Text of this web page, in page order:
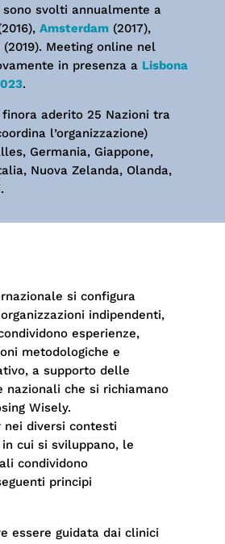
svolti annualmente a
Amsterdam (2017),
Meeting online nel
in presenza a Lisbona
.
aderito 25 Nazioni tra
l’organizzazione)
Germania, Giappone,
Nuova Zelanda, Olanda,
si configura
indipendenti,
esperienze,
metodologiche e
a supporto delle
nazionali che si richiamano
Wisely.
nei diversi contesti
cui si sviluppano, le
condividono
principi
essere guidata dai clinici